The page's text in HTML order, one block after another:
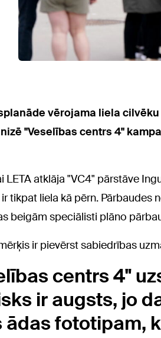
vērojama liela
"Veselības centrs 4"
LETA atklāja "VC4" pārstāve
tikpat liela kā pērn. Pārbaudes
beigām speciālisti plāno
ir pievērst sabiedrības
centrs 4"
ir augsts, jo
ādas fototipam,